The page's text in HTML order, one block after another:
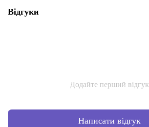
Відгуки
Додайте перший відгук
Написати відгук